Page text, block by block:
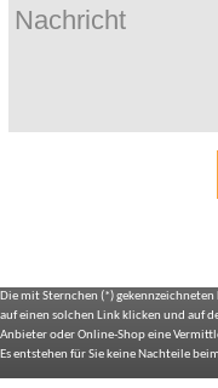
Die mit Sternchen (*)
auf einen solchen Link klicken und auf
Anbieter oder Online-Shop eine
Es entstehen für Sie keine Nachteile